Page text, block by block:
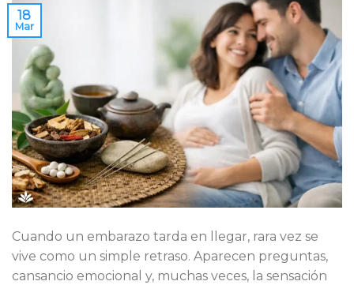
18
Mar
Cuando un embarazo tarda en llegar, rara vez se
vive como un simple retraso. Aparecen preguntas,
cansancio emocional y, muchas veces, la sensación